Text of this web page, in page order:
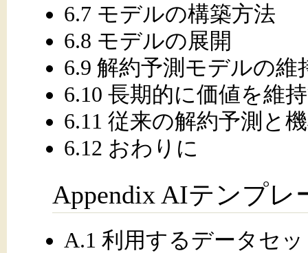
6.7 モデルの構築方法
6.8 モデルの展開
6.9 解約予測モデルの維
6.10 長期的に価値を維
6.11 従来の解約予測と
6.12 おわりに
Appendix AIテンプ
A.1 利用するデータセ